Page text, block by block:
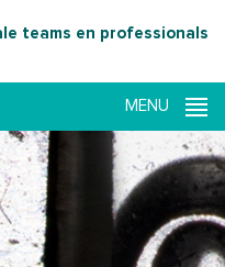
teams en professionals